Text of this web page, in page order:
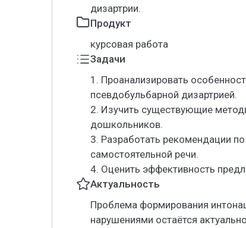
дизартрии.
Продукт
курсовая работа
Задачи
1. Проанализировать
псевдобульбарной дизартрией.
2. Изучить существующие
дошкольников.
3. Разработать рекомендации
самостоятельной речи.
4. Оценить эффективность
Актуальность
Проблема формирования
нарушениями остаётся